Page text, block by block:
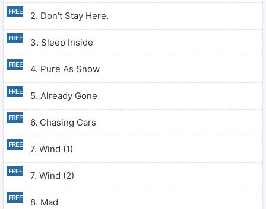
2. Don't Stay Here.
3. Sleep Inside
4. Pure As Snow
5. Already Gone
6. Chasing Cars
7. Wind (1)
7. Wind (2)
8. Mad